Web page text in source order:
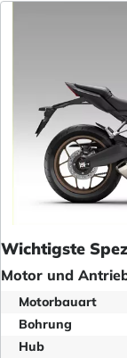
Wichtigste
Motor und
Motorbauart
Bohrung
Hub